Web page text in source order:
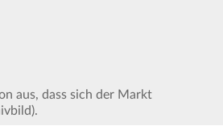
aus, dass sich der Markt